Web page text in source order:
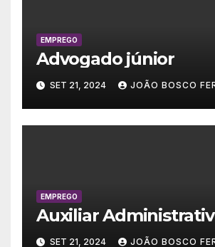
EMPREGO
Advogado júnior
SET 21, 2024 JOÃO BOSCO
EMPREGO
Auxiliar
SET 21, 2024 JOÃO BOSCO